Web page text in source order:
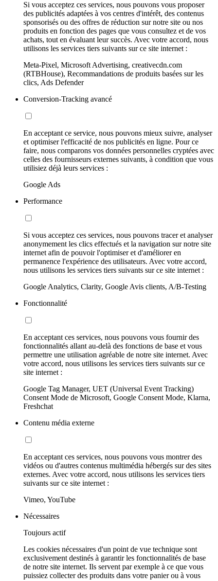
Si vous acceptez ces services, nous pouvons vous proposer
des publicités adaptées à vos centres d'intérêt, des contenus
sponsorisés ou des offres de réduction sur notre site ou nos
produits en fonction des pages que vous consultez et de vos
achats, tout en évaluant leur succès. Avec votre accord, nous
utilisons les services tiers suivants sur ce site internet :
Meta-Pixel, Microsoft Advertising, creativecdn.com
(RTBHouse), Recommandations de produits basées sur les
clics, Ads Defender
Conversion-Tracking avancé
En acceptant ce service, nous pouvons mieux suivre, analyser
et optimiser l'efficacité de nos publicités en ligne. Pour ce
faire, nous comparons vos données personnelles cryptées avec
celles des fournisseurs externes suivants, à condition que vous
utilisiez déjà leurs services :
Google Ads
Performance
Si vous acceptez ces services, nous pouvons tracer et analyser
anonymement les clics effectués et la navigation sur notre site
internet afin de pouvoir l'optimiser et d'améliorer en
permanence l'expérience des utilisateurs. Avec votre accord,
nous utilisons les services tiers suivants sur ce site internet :
Google Analytics, Clarity, Google Avis clients, A/B-Testing
Fonctionnalité
En acceptant ces services, nous pouvons vous fournir des
fonctionnalités allant au-delà des fonctions de base et vous
permettre une utilisation agréable de notre site internet. Avec
votre accord, nous utilisons les services tiers suivants sur ce
site internet :
Google Tag Manager, UET (Universal Event Tracking)
Consent Mode de Microsoft, Google Consent Mode, Klarna,
Freshchat
Contenu média externe
En acceptant ces services, nous pouvons vous montrer des
vidéos ou d'autres contenus multimédia hébergés sur des sites
externes. Avec votre accord, nous utilisons les services tiers
suivants sur ce site internet :
Vimeo, YouTube
Nécessaires
Toujours actif
Les cookies nécessaires d'un point de vue technique sont
exclusivement destinés à garantir les fonctionnalités de base
de notre site internet. Ils servent par exemple à ce que vous
puissiez collecter des produits dans votre panier ou à vous